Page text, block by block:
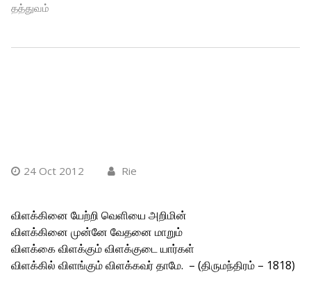
தத்துவம்
24 Oct 2012 Rie
விளக்கினை யேற்றி வெளியை அறிமின்
விளக்கினை முன்னே வேதனை மாறும்
விளக்கை விளக்கும் விளக்குடை யார்கள்
விளக்கில் விளங்கும் விளக்கவர் தாமே. – (திருமந்திரம் – 1818)